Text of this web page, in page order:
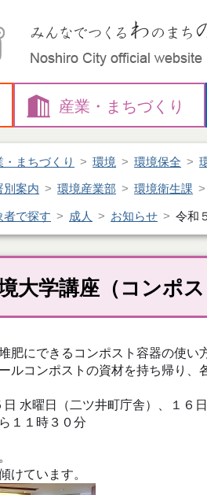
産業・ まちづくり
・まちづくり 環境 環境保全
別案内 環境産業部 環境衛生課
者で探す 成人 お知らせ 令和
大学講座（コンポ
肥にできるコンポスト容器の使
ルコンポストの資材を持ち帰り、
水曜日（二ツ井町庁舎）、１６
１１時３０分
けています。